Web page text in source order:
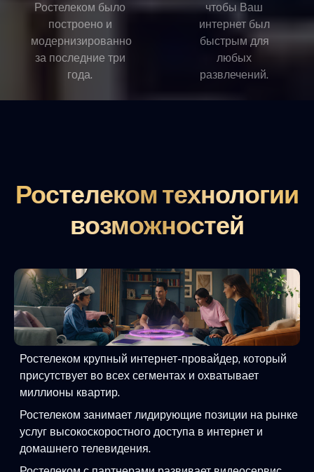
Ростелеком было
построено и
модернизированно
за последние три
года.
чтобы Ваш
интернет был
быстрым для
любых
развлечений.
Ростелеком технологии
возможностей
Ростелеком крупный интернет-провайдер, который
присутствует во всех сегментах и охватывает
миллионы квартир.
Ростелеком занимает лидирующие позиции на рынке
услуг высокоскоростного доступа в интернет и
домашнего телевидения.